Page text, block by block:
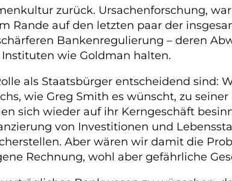
zurück. Ursachenforschung,
Rande auf den letzten paar der
Bankenregulierung – deren
wie Goldman halten.
als Staatsbürger entscheidend sind:
wie Greg Smith es wünscht, zu
sich wieder auf ihr Kerngeschäft
von Investitionen und
Aber wären wir damit die
Rechnung, wohl aber gefährliche